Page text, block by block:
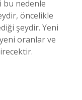
bu nedenle
öncelikle
şeydir. Yeni
oranlar ve